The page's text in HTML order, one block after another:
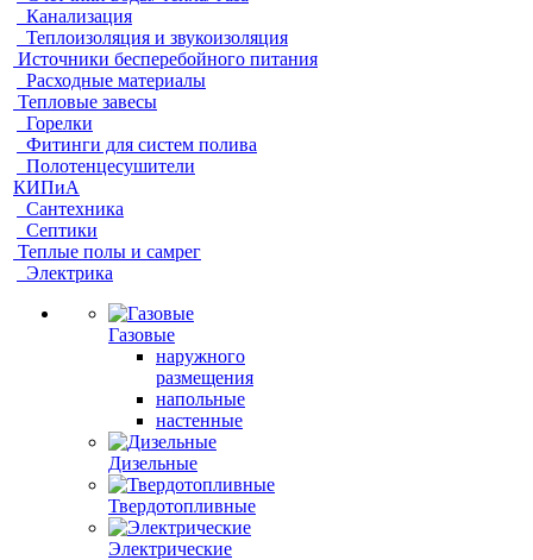
Канализация
Теплоизоляция и звукоизоляция
Источники бесперебойного питания
Расходные материалы
Тепловые завесы
Горелки
Фитинги для систем полива
Полотенцесушители
КИПиА
Сантехника
Септики
Теплые полы и самрег
Электрика
Газовые
наружного
размещения
напольные
настенные
Дизельные
Твердотопливные
Электрические